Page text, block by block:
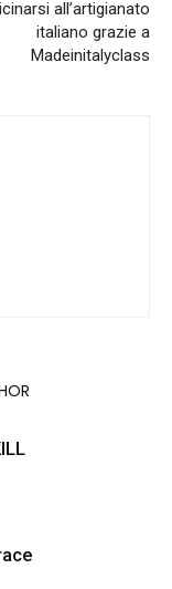
all’artigianato
italiano grazie a
Madeinitalyclass